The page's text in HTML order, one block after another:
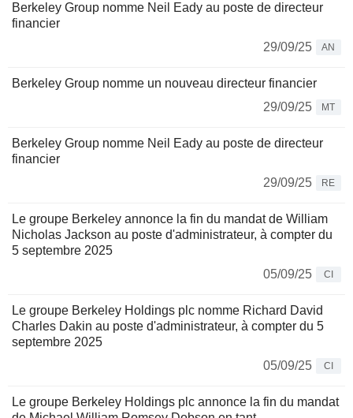
Berkeley Group nomme Neil Eady au poste de directeur
financier
29/09/25
AN
Berkeley Group nomme un nouveau directeur financier
29/09/25
MT
Berkeley Group nomme Neil Eady au poste de directeur
financier
29/09/25
RE
Le groupe Berkeley annonce la fin du mandat de William
Nicholas Jackson au poste d'administrateur, à compter du
5 septembre 2025
05/09/25
CI
Le groupe Berkeley Holdings plc nomme Richard David
Charles Dakin au poste d'administrateur, à compter du 5
septembre 2025
05/09/25
CI
Le groupe Berkeley Holdings plc annonce la fin du mandat